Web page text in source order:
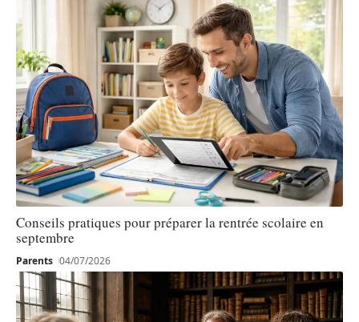
Conseils pratiques pour préparer la rentrée scolaire en
septembre
Parents 04/07/2026